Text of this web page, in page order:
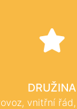
DRUŽINA
vnitřní